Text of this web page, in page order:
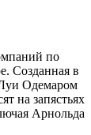
по
Созданная в
Одемаром
на запястьях
Арнольда